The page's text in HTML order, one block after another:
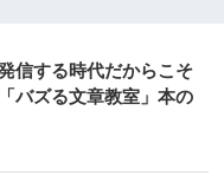
信する時代だからこそ
バズる文章教室」本の